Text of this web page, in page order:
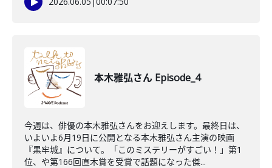
本木雅弘さん Episode_4
今週は、俳優の本木雅弘さんをお迎えします。最終日は、
いよいよ6月19日に公開となる本木雅弘さん主演の映画
『黒牢城』について。「このミステリーがすごい！」第1
位、や第166回直木賞を受賞で話題になった傑...